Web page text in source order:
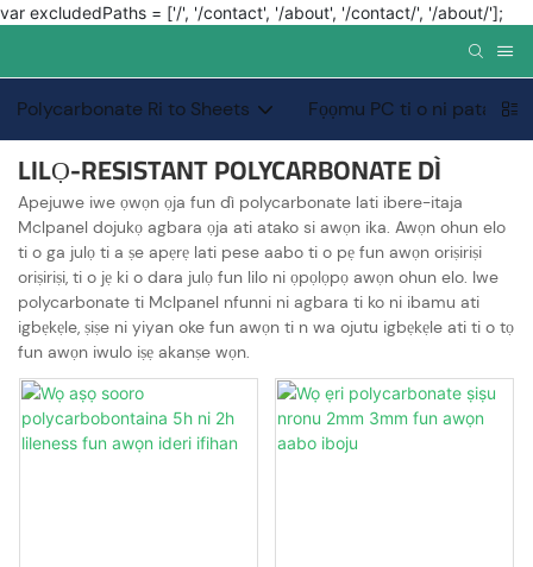
var excludedPaths = ['/', '/contact', '/about', '/contact/', '/about/'];
Polycarbonate Ri to Sheets Fọọmu PC ti o ni pataki
LILỌ-RESISTANT POLYCARBONATE DÌ
Apejuwe iwe ọwọn ọja fun dì polycarbonate lati ibere-itaja
Mclpanel dojukọ agbara ọja ati atako si awọn ika. Awọn ohun elo
ti o ga julọ ti a ṣe apẹrẹ lati pese aabo ti o pẹ fun awọn oriṣiriṣi
oriṣiriṣi, ti o jẹ ki o dara julọ fun lilo ni ọpọlọpọ awọn ohun elo. Iwe
polycarbonate ti Mclpanel nfunni ni agbara ti ko ni ibamu ati
igbẹkẹle, ṣiṣe ni yiyan oke fun awọn ti n wa ojutu igbẹkẹle ati ti o tọ
fun awọn iwulo iṣẹ akanṣe wọn.